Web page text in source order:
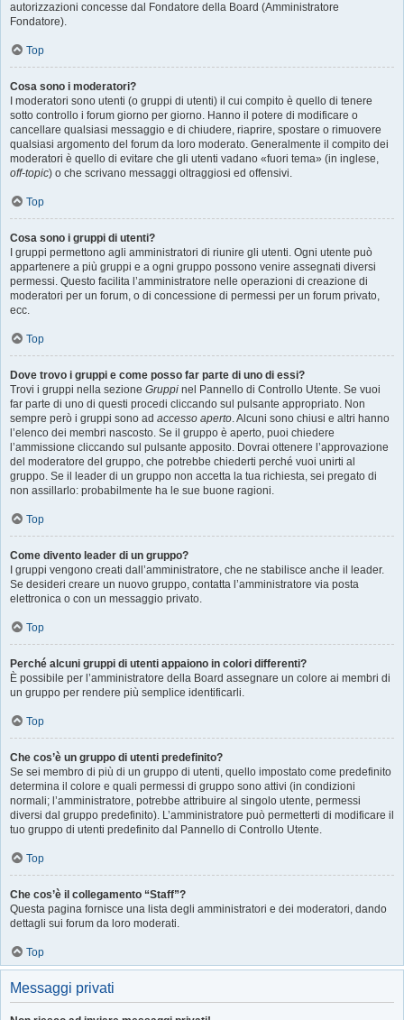
autorizzazioni concesse dal Fondatore della Board (Amministratore
Fondatore).
Top
Cosa sono i moderatori?
I moderatori sono utenti (o gruppi di utenti) il cui compito è quello di tenere
sotto controllo i forum giorno per giorno. Hanno il potere di modificare o
cancellare qualsiasi messaggio e di chiudere, riaprire, spostare o rimuovere
qualsiasi argomento del forum da loro moderato. Generalmente il compito dei
moderatori è quello di evitare che gli utenti vadano «fuori tema» (in inglese,
off-topic) o che scrivano messaggi oltraggiosi ed offensivi.
Top
Cosa sono i gruppi di utenti?
I gruppi permettono agli amministratori di riunire gli utenti. Ogni utente può
appartenere a più gruppi e a ogni gruppo possono venire assegnati diversi
permessi. Questo facilita l’amministratore nelle operazioni di creazione di
moderatori per un forum, o di concessione di permessi per un forum privato,
ecc.
Top
Dove trovo i gruppi e come posso far parte di uno di essi?
Trovi i gruppi nella sezione Gruppi nel Pannello di Controllo Utente. Se vuoi
far parte di uno di questi procedi cliccando sul pulsante appropriato. Non
sempre però i gruppi sono ad accesso aperto. Alcuni sono chiusi e altri hanno
l’elenco dei membri nascosto. Se il gruppo è aperto, puoi chiedere
l’ammissione cliccando sul pulsante apposito. Dovrai ottenere l’approvazione
del moderatore del gruppo, che potrebbe chiederti perché vuoi unirti al
gruppo. Se il leader di un gruppo non accetta la tua richiesta, sei pregato di
non assillarlo: probabilmente ha le sue buone ragioni.
Top
Come divento leader di un gruppo?
I gruppi vengono creati dall’amministratore, che ne stabilisce anche il leader.
Se desideri creare un nuovo gruppo, contatta l’amministratore via posta
elettronica o con un messaggio privato.
Top
Perché alcuni gruppi di utenti appaiono in colori differenti?
È possibile per l’amministratore della Board assegnare un colore ai membri di
un gruppo per rendere più semplice identificarli.
Top
Che cos’è un gruppo di utenti predefinito?
Se sei membro di più di un gruppo di utenti, quello impostato come predefinito
determina il colore e quali permessi di gruppo sono attivi (in condizioni
normali; l’amministratore, potrebbe attribuire al singolo utente, permessi
diversi dal gruppo predefinito). L’amministratore può permetterti di modificare il
tuo gruppo di utenti predefinito dal Pannello di Controllo Utente.
Top
Che cos’è il collegamento “Staff”?
Questa pagina fornisce una lista degli amministratori e dei moderatori, dando
dettagli sui forum da loro moderati.
Top
Messaggi privati